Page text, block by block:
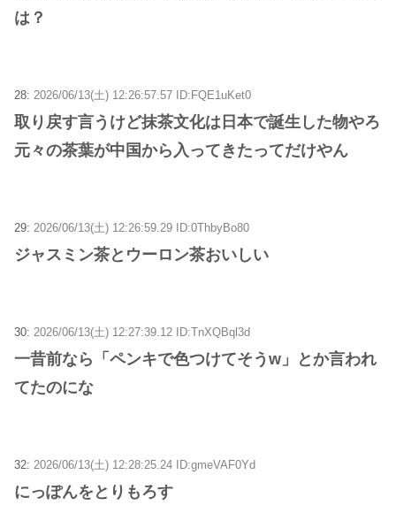
は？
28: 2026/06/13(土) 12:26:57.57 ID:FQE1uKet0
取り戻す言うけど抹茶文化は日本で誕生した物やろ
元々の茶葉が中国から入ってきたってだけやん
29: 2026/06/13(土) 12:26:59.29 ID:0ThbyBo80
ジャスミン茶とウーロン茶おいしい
30: 2026/06/13(土) 12:27:39.12 ID:TnXQBql3d
一昔前なら「ペンキで色つけてそうw」とか言われ
てたのにな
32: 2026/06/13(土) 12:28:25.24 ID:gmeVAF0Yd
にっぽんをとりもろす